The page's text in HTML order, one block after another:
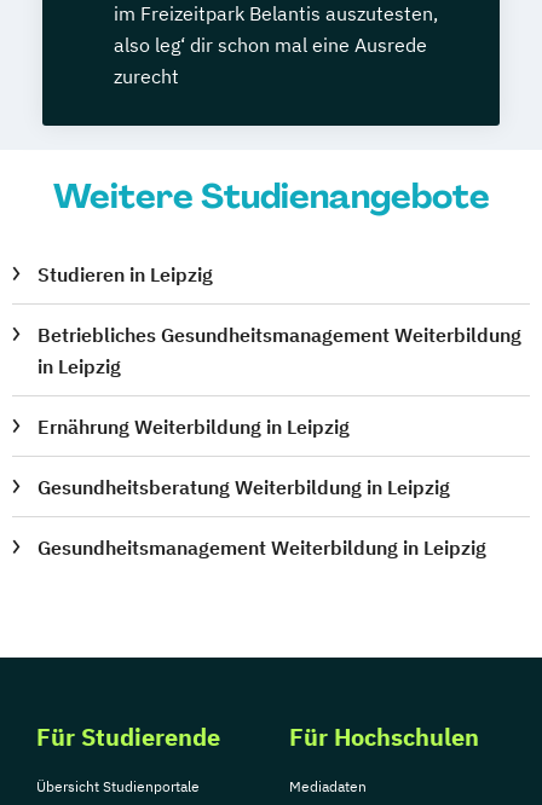
im Freizeitpark Belantis auszutesten,
also leg‘ dir schon mal eine Ausrede
zurecht
Weitere Studienangebote
Studieren in Leipzig
Betriebliches Gesundheitsmanagement Weiterbildung
in Leipzig
Ernährung Weiterbildung in Leipzig
Gesundheitsberatung Weiterbildung in Leipzig
Gesundheitsmanagement Weiterbildung in Leipzig
Für Studierende
Übersicht Studienportale
Für Hochschulen
Mediadaten